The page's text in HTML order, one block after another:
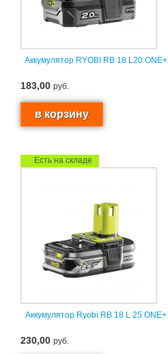
Аккумулятор RYOBI RB 18 L20 ONE+
183,00 руб.
Есть на складе
Аккумулятор Ryobi RB 18 L 25 ONE+
230,00 руб.